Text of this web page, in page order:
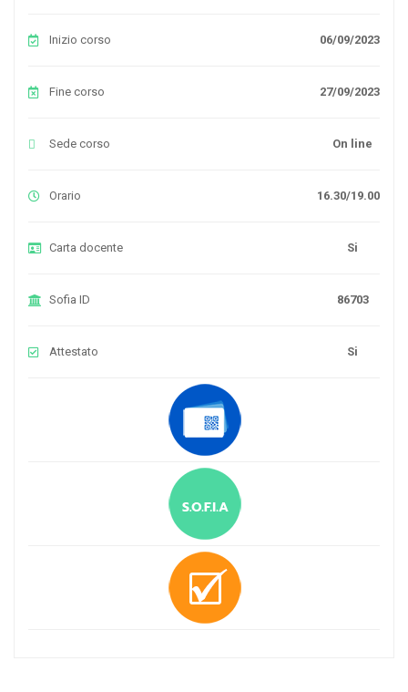
Inizio corso 06/09/2023
Fine corso 27/09/2023
Sede corso On line
Orario 16.30/19.00
Carta docente Si
Sofia ID 86703
Attestato Si